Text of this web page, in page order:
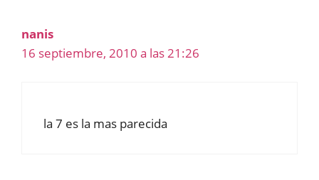
nanis
16 septiembre, 2010 a las 21:26
la 7 es la mas parecida